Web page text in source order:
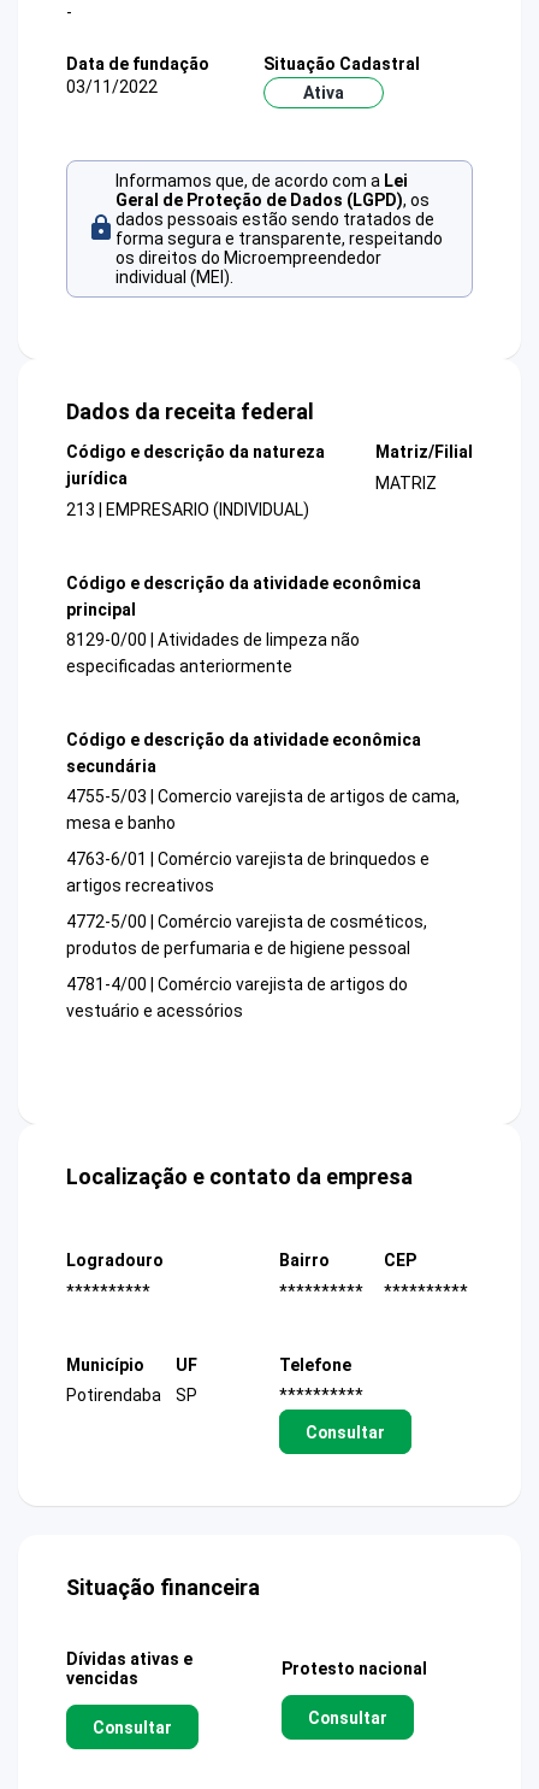
-
Data de fundação
03/11/2022
Situação Cadastral
Ativa
Informamos que, de acordo com a Lei
Geral de Proteção de Dados (LGPD), os
dados pessoais estão sendo tratados de
forma segura e transparente, respeitando
os direitos do Microempreendedor
individual (MEI).
Dados da receita federal
Código e descrição da natureza
jurídica
213 | EMPRESARIO (INDIVIDUAL)
Matriz/Filial
MATRIZ
Código e descrição da atividade econômica
principal
8129-0/00 | Atividades de limpeza não
especificadas anteriormente
Código e descrição da atividade econômica
secundária
4755-5/03 | Comercio varejista de artigos de cama,
mesa e banho
4763-6/01 | Comércio varejista de brinquedos e
artigos recreativos
4772-5/00 | Comércio varejista de cosméticos,
produtos de perfumaria e de higiene pessoal
4781-4/00 | Comércio varejista de artigos do
vestuário e acessórios
Localização e contato da empresa
Logradouro
**********
Bairro
**********
CEP
**********
Município
Potirendaba
UF
SP
Telefone
**********
Consultar
Situação financeira
Dívidas ativas e
vencidas
Consultar
Protesto nacional
Consultar